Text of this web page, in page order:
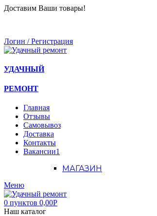
Доставим Ваши товары!
Логин / Регистрация
УДАЧНЫЙ
РЕМОНТ
Главная
Отзывы
Самовывоз
Доставка
Контакты
Вакансии1
МАГАЗИН
Меню
0 пунктов 0,00Р
Наш каталог